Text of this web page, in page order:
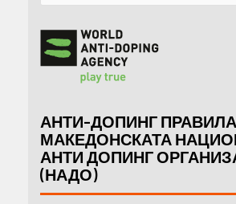
АНТИ-ДОПИНГ
МАКЕДОНСКАТА
АНТИ ДОПИНГ
(НАДО)